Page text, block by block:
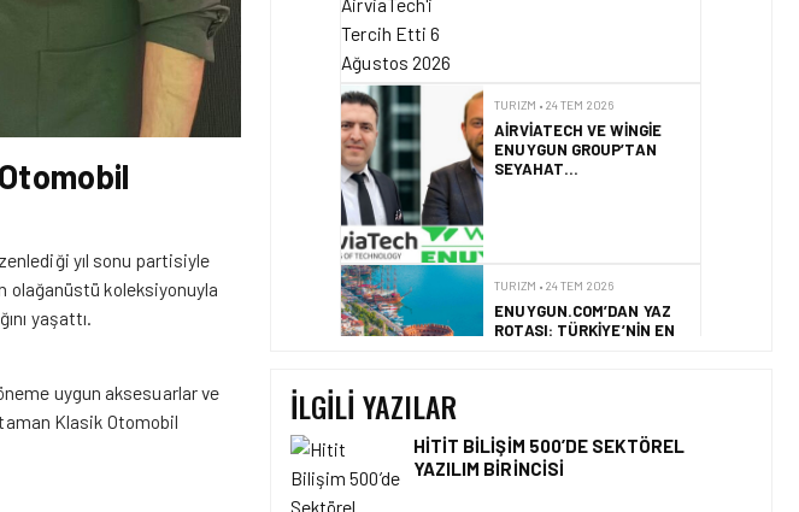
yıl sonu partisiyle
olağanüstü koleksiyonuyla
yaşattı.
uygun aksesuarlar ve
Klasik Otomobil
TURIZM • 24 TEM 2026
ENUYGUN.COM’DAN YAZ
ROTASI: TÜRKIYE’NIN EN
TURIZM • 18 TEM 2026
JAPONYA’YI KENDI
İLGILI YAZILAR
HITIT BILIŞIM 500’DE SEKTÖREL
YAZILIM BIRINCISI